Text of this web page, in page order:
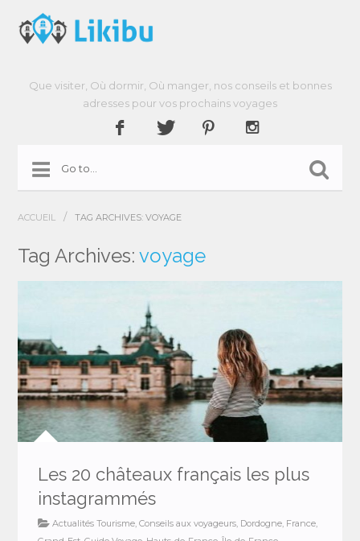
Que visiter, Où dormir, Où manger, nos conseils et bonnes
adresses pour vos prochains voyages
ACCUEIL / TAG ARCHIVES: VOYAGE
Tag Archives:voyage
Les 20 châteaux français les plus
instagrammés
Actualités Tourisme,Conseils aux voyageurs, Dordogne, France,